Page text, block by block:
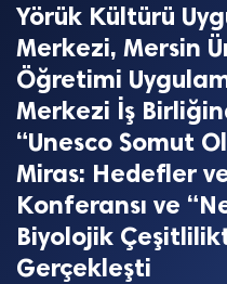
Yörük Kültürü
Merkezi, Mersin
Öğretimi
Merkezi İş
“Unesco Somut
Miras: Hedefler
Konferansı ve
Biyolojik
Gerçekleşti